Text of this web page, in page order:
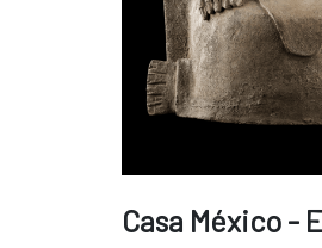
Casa México -